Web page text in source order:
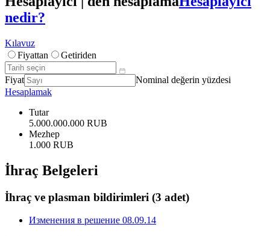
nedir?
Kılavuz
Fiyattan
Getiriden
Fiyat
Nominal değerin yüzdesi
Hesaplamak
Tutar
5.000.000.000 RUB
Mezhep
1.000 RUB
İhraç Belgeleri
İhraç ve plasman bildirimleri (3 adet)
Изменения в решение 08.09.14